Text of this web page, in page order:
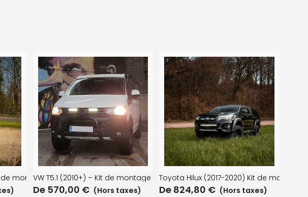
de montage de pare-chocs
VW T5.1 (2010+) – Kit de montage sur calandre
De 570,00 € (Hors taxes)
Toyota Hilux (2017-2020) Kit de
De 824,80 € (Hors taxes)